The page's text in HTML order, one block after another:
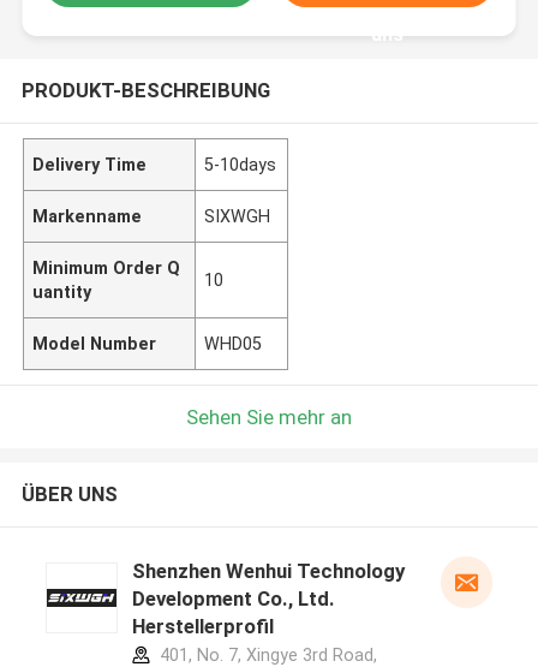
uns
PRODUKT-BESCHREIBUNG
Delivery Time 5-10days
Markenname SIXWGH
Minimum Order Q
uantity
10
Model Number WHD05
Sehen Sie mehr an
ÜBER UNS
Shenzhen Wenhui Technology
Development Co., Ltd.
Herstellerprofil
401, No. 7, Xingye 3rd Road,